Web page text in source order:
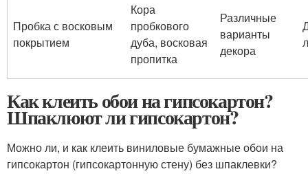
Пробка с восковым
покрытием
Кора
пробкового
дуба, восковая
пропитка
Различные
варианты
декора
Как клеить обои на гипсокартон?
Шпаклюют ли гипсокартон?
Можно ли, и как клеить виниловые бумажные обои на
гипсокартон (гипсокартонную стену) без шпаклевки?